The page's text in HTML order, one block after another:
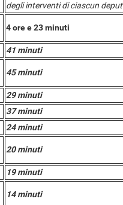
degli interventi di ciascun
4 ore e 23 minuti
41 minuti
45 minuti
29 minuti
37 minuti
24 minuti
20 minuti
19 minuti
14 minuti